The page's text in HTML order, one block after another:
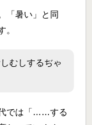
「暑い」と同
。
むしするぢゃ
では「……する